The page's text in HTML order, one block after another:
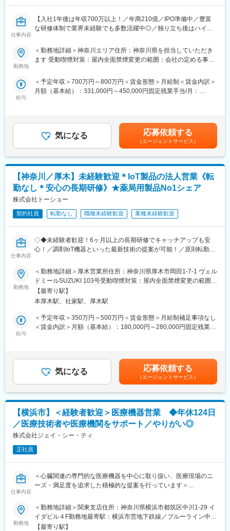
・メーカーメンテナンス研修
・資格手当取得金制度（ランクに応じて3-15万支給/研修の受講・
試験費の会社負担
最初の1~2年はメンテナンス業務に従事いただきますが業務に慣
れてきたらメンテナンス業務だけでなく機械更新の提案など営業
ップができる環境です。
ックス制度もあるため働きやすい環境です。
定期点検がメインで、緊急対応はほとんど発生しません。
・住宅手当
・家族手当
・退職金制度など
■組織構成
セールスエンジニア5名、事務1名(女性)のスタッフがおります。
20～30代の比較的若いメンバーで構成されています。
■グループ会社の特徴:
親会社である株式会社セントラルユニは医療業界に貢献する老舗
優位性があります。他社では学べない、高度かつ精密な技術・知
識を学ぶことが可能です。
変更の範囲：本文参照
仕事内容
【入社1年後は年収700万以上！／年商210億／IPO準備中／豊富
な研修体制で業界未経験でも多数活躍中◎／独り立ち後はハイブ
重度障害のある方や高齢者の方等に医療的ケアサービスを行う訪
ジャー候補を募集します。
★下記インタビューをぜひご覧ください！
・部門の運営、売上管理
・営業活動
・サービス提供管理・保守
・ご利用者様やご家族へのヒアリング、サービス設計・立上げ
・ケアマネージャーや医療機関、福祉事業所、行政等との調整
・スタッフの採用・指導・育成
・各種プロジェクトへの参加
※担当エリアは選考時の希望を考慮の上、決定します。
【入社直後の流れ】
す。
■入社～1カ月目
格取得。なお、資格取得のための費用は当社負担となります。
■1～3か月目
・OJTを受けながら日勤・夜勤両方の介護現場での業務をお任せ
します。
※研修終了後は現場業務は無くなるため日勤のみ
■3～6か月目
・マネージャー業務を学んでいただきます。ピープルマネジメン
■本配属後
・各事業所の課題や目的に合わせてマネジメント業務に専念頂き
【キャリアパス（例）】
・医療介護スタッフ（2週間程度の基礎研修必要資格取得、現場業
務）
・サービスリーダー（入社3カ月～※研修期間）
・サービス提供責任者（入社半年／年収420～650万円）
・サービスマネージャー（入社1年／年収560～700万円）
・エリアマネージャー（入社1年～／年収700～800万円）
・ブロックマネージャー（年収800～900万円）
・ゼネラルマネージャー（年収900～1200万円）
勤務地
＜勤務地詳細＞神奈川エリア住所：神奈川県を担当していただき
ます 受動喫煙対策：屋内全面禁煙変更の範囲：会社の定める事業
給与
＜予定年収＞700万円～800万円＜賃金形態＞月給制＜賃金内訳＞
月額（基本給）：331,000円～450,000円固定残業手当/月：
有■賞与：年2回※前職給与を考慮※経験・スキル・スタートポジシ
ョンにおいて異なる※評価により昇格・昇給あり※エリアにより地
域加算手当分が異なる※時間外手当は別途全額支給賃金はあくまで
も目安の金額であり、選考を通じて上下する可能性があります。
月給(月額)は固定手当を含めた表記です。
気になる 応募依頼する
（エージェントサービス）
【神奈川／厚木】未経験歓迎＊IoT製品の法人営業《転
勤なし＊安心の長期研修》★薬局用製品No1シェア
株式会社トーショー
契約社員 転勤なし 職種未経験歓迎 業種未経験歓迎
仕事内容
◇◆未経験者歓迎！6ヶ月以上の長期研修でキャッチアップも安
心！／調剤IoT機器といった最新技術の提案が可能！／原則転勤は
仕事◆◇
【はじめに】
既存のお客様である調剤薬局やドラッグストアに対して、主力製
品である全自動調剤分包機などの調剤IoT機器を販売いただく職種
となります。
IoT製品の販売スキルの市場価値は上昇の一途を辿っており、同社
【業務概要】
・提案資料作成
・新規訪問
【その他補足情報】
・長期間の研修を用意しているため職種未経験＆技術的な知識が
全く無い方でも立ち上りが可能となっております。
・正社員登用は前提の採用です。就業態度に問題がなければ原則
登用となり、業界トップクラスシェアを誇る優良企業の正社員と
して安定就業が可能です。（登用率98%、試験やノルマなし）
・業界トップクラスのIoT製品や医療システムに触れる事が可能で
す。また、販売スキルだけでなく薬局運営コンサルティングのス
【ポジションの魅力】
・同社の製品やシステムが、24時間止めてはならない医療現場の
勤務地
＜勤務地詳細＞厚木営業所住所：神奈川県厚木市岡田1-7-1 ヴェル
ドミールSUZUKI 103号受動喫煙対策：屋内全面禁煙変更の範囲：
会社の定める事業所（リモートワーク含む）
【最寄り駅】
本厚木駅、社家駅、厚木駅
給与
＜予定年収＞350万円～500万円＜賃金形態＞月給制補足事項なし
＜賃金内訳＞月額（基本給）：180,000円～280,000円固定残業手
＞※給与詳細は、年齢・スキルを考慮し決定します。■昇給：年1
回■賞与：年2回年収420万円／30歳 経験5年年収500万円／32歳
経験7年賃金はあくまでも目安の金額であり、選考を通じて上下す
る可能性があります。月給(月額)は固定手当を含めた表記です。
気になる 応募依頼する
（エージェントサービス）
【横浜市】＜経験者歓迎＞医療機器営業 ◆年休124日
／医療技術者や医療機関をサポート／やりがい◎
株式会社ジェイ・シー・ティ
正社員
仕事内容
＜心臓関連の専門的な医療機器を中心に取り扱い、医療現場のニ
ーズ・満足度を追求した積極的な提案を行っています＞
病院等への循環器内科商品の販売や情報提供、病院のドクターや
医療技術者と直接折衝し、ニーズをお聞きして商品の提案・販売
を行っていただきます。
勤務地
＜勤務地詳細＞関東支店住所：神奈川県横浜市都筑区中川1‐29 イ
イダビル４F勤務地最寄駅：横浜市営地下鉄線／ブルーライン中川
駅受動喫煙対策：屋内全面禁煙変更の範囲：会社の定める事業所
【最寄り駅】